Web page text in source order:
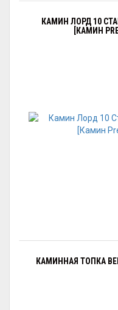
КАМИН ЛОРД 10
[КАМИН
КАМИННАЯ ТОПКА BEF